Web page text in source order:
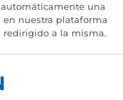
automáticamente una
en nuestra plataforma
redirigido a la misma.